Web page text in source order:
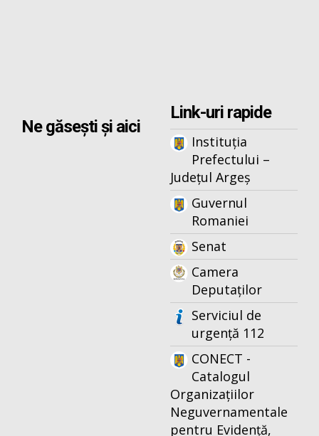
Ne găsești și aici
Link-uri rapide
Instituția
Prefectului –
Județul Argeș
Guvernul
Romaniei
Senat
Camera
Deputaților
Serviciul de
urgență 112
CONECT -
Catalogul
Organizațiilor
Neguvernamentale
pentru Evidență,